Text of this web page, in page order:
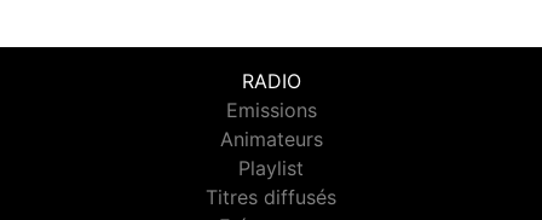
RADIO
Emissions
Animateurs
Playlist
Titres diffusés